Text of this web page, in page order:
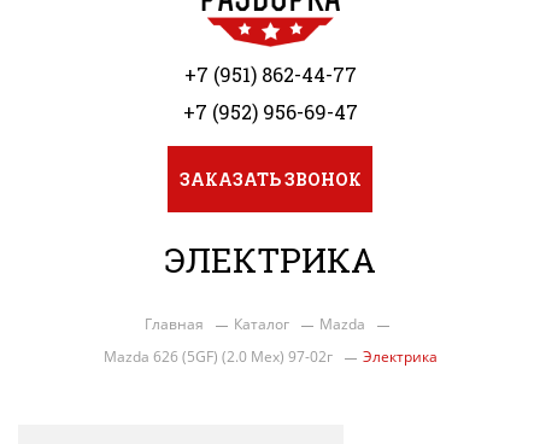
ЗАКАЗАТЬ ЗВОНОК
+7 (951) 862-44-77
+7 (952) 956-69-47
ЭЛЕКТРИКА
Главная Каталог
Mazda
Mazda 626 (5GF) (2.0 Мех) 97-02г
Электрика